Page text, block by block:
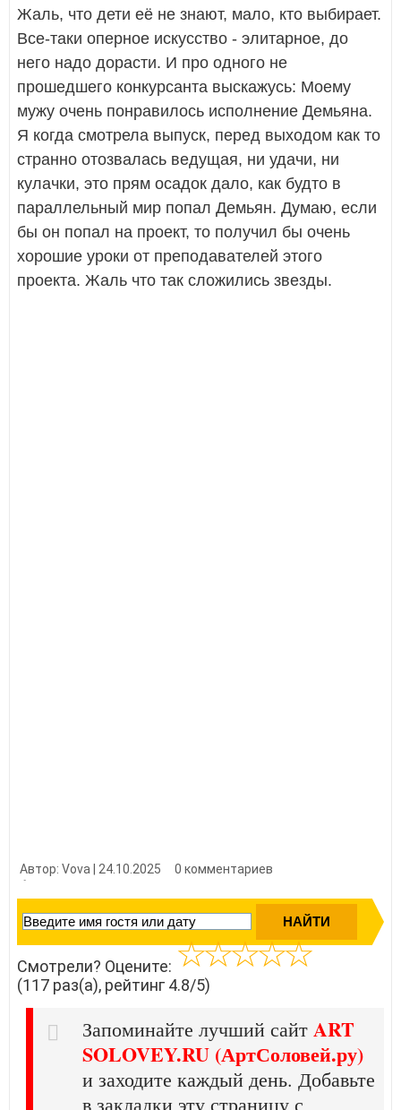
Жаль, что дети её не знают, мало, кто выбирает.
Все-таки оперное искусство - элитарное, до
него надо дорасти. И про одного не
прошедшего конкурсанта выскажусь: Моему
мужу очень понравилось исполнение Демьяна.
Я когда смотрела выпуск, перед выходом как то
странно отозвалась ведущая, ни удачи, ни
кулачки, это прям осадок дало, как будто в
параллельный мир попал Демьян. Думаю, если
бы он попал на проект, то получил бы очень
хорошие уроки от преподавателей этого
проекта. Жаль что так сложились звезды.
Автор: Vova | 24.10.2025
0 комментариев
Смотрели? Оцените:
(117 раз(а), рейтинг 4.8/5)
Запоминайте лучший сайт ART
SOLOVEY.RU (АртСоловей.ру)
и заходите каждый день. Добавьте
в закладки эту страницу с